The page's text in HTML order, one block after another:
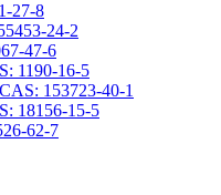
27-8
24-2
47-6
1190-16-5
153723-40-1
18156-15-5
62-7